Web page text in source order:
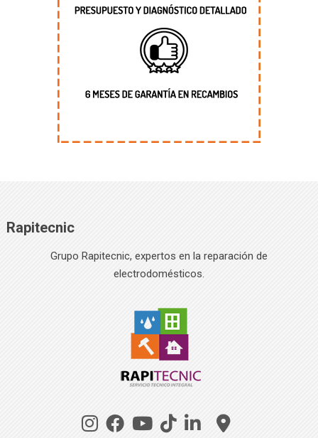
Rapitecnic
Grupo Rapitecnic, expertos en la reparación de
electrodomésticos.